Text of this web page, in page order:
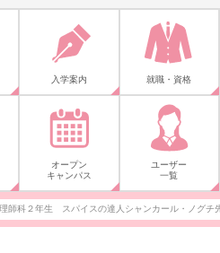
入学案内 就職・資格
オープン
キャンパス
ユーザー
一覧
師科２年生 スパイスの達人シャンカール・ノグチ